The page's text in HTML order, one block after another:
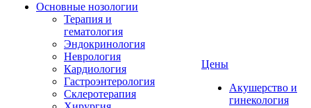
Основные нозологии
Терапия и
гематология
Эндокринология
Неврология
Кардиология
Гастроэнтерология
Склеротерапия
Цены
Акушерство и
гинекология